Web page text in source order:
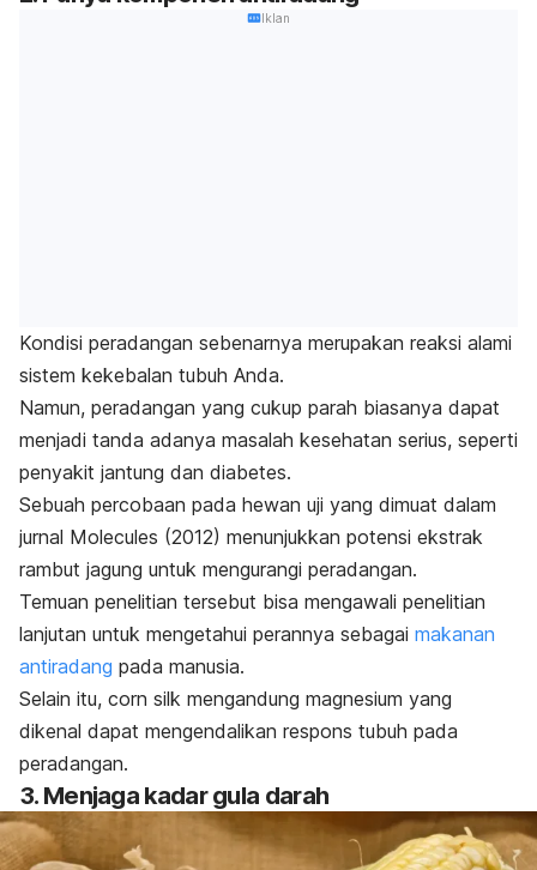
Iklan
Kondisi peradangan sebenarnya merupakan reaksi alami
sistem kekebalan tubuh Anda.
Namun, peradangan yang cukup parah biasanya dapat
menjadi tanda adanya masalah kesehatan serius, seperti
penyakit jantung dan diabetes.
Sebuah percobaan pada hewan uji yang dimuat dalam
jurnal Molecules (2012) menunjukkan potensi ekstrak
rambut jagung untuk mengurangi peradangan.
Temuan penelitian tersebut bisa mengawali penelitian
lanjutan untuk mengetahui perannya sebagai makanan
antiradang pada manusia.
Selain itu, corn silk mengandung magnesium yang
dikenal dapat mengendalikan respons tubuh pada
peradangan.
3. Menjaga kadar gula darah